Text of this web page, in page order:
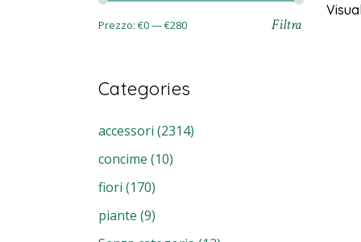
Prezzo
Prezzo
Filtra
Prezzo: €0—€280
Categories
accessori (2314)
concime (10)
fiori (170)
piante (9)